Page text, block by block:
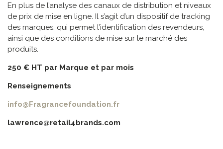
En plus de l’analyse des canaux de distribution et niveaux
de prix de mise en ligne. Il s’agit d’un dispositif de tracking
des marques, qui permet l’identification des revendeurs,
ainsi que des conditions de mise sur le marché des
produits.
250 € HT par Marque et par mois
Renseignements
info@Fragrancefoundation.fr
lawrence@retail4brands.com